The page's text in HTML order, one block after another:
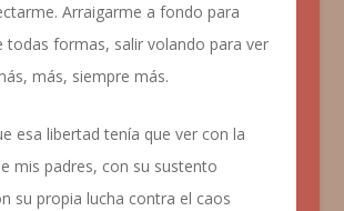
Arraigarme a fondo para
todas formas, salir volando para ver
más, siempre más.
esa libertad tenía que ver con la
mis padres, con su sustento
su propia lucha contra el caos